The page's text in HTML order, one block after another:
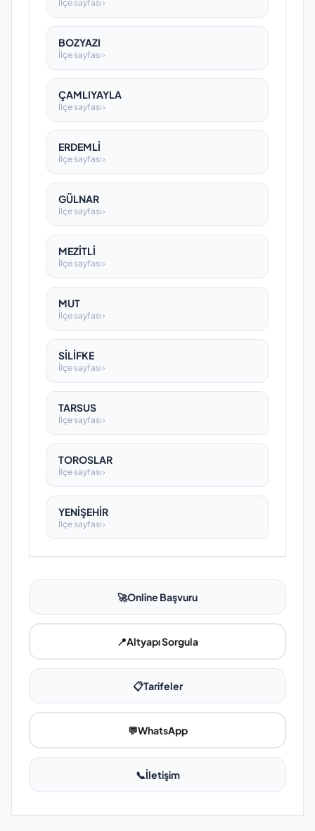
İlçe sayfası ›
BOZYAZI
İlçe sayfası ›
ÇAMLIYAYLA
İlçe sayfası ›
ERDEMLİ
İlçe sayfası ›
GÜLNAR
İlçe sayfası ›
MEZİTLİ
İlçe sayfası ›
MUT
İlçe sayfası ›
SİLİFKE
İlçe sayfası ›
TARSUS
İlçe sayfası ›
TOROSLAR
İlçe sayfası ›
YENİŞEHİR
İlçe sayfası ›
🚀Online Başvuru
📍Altyapı Sorgula
📋Tarifeler
💬WhatsApp
📞İletişim